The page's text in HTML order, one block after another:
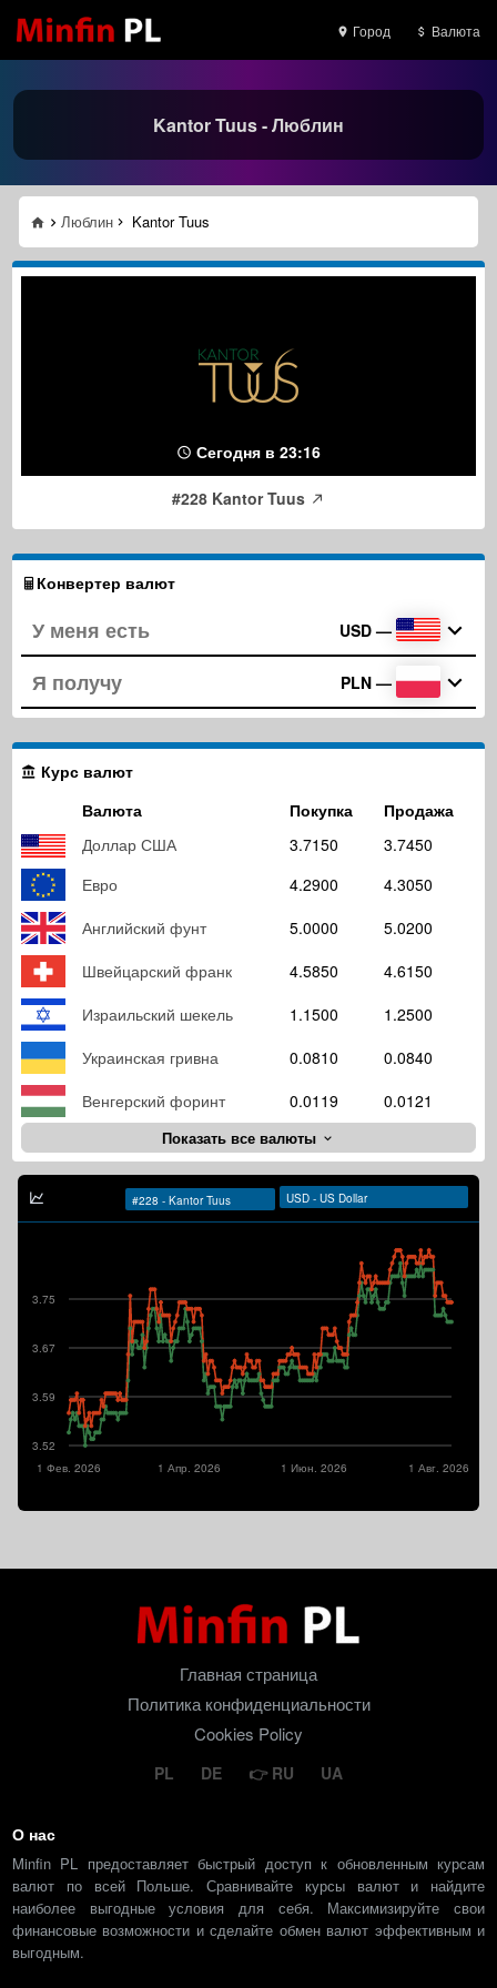
Город Валюта
Kantor Tuus - Люблин
Люблин Kantor Tuus
Сегодня в 23:16
#228 Kantor Tuus
Конвертер валют
USD —
PLN —
Курс валют
Валюта
Покупка
Продажа
Доллар США
3.7150
3.7450
Евро
4.2900
4.3050
Английский фунт
5.0000
5.0200
Швейцарский франк
4.5850
4.6150
Израильский шекель
1.1500
1.2500
Украинская гривна
0.0810
0.0840
Венгерский форинт
0.0119 0.0121
Показать все валюты
3.52
3.59
3.67
3.75
1 Авг. 2026
1 Июн. 2026
1 Апр. 2026
1 Фев. 2026
Главная страница
Политика конфиденциальности
Cookies Policy
PL DE RU UA
О нас
Minfin PL предоставляет быстрый доступ к обновленным курсам
валют по всей Польше. Сравнивайте курсы валют и найдите
наиболее выгодные условия для себя. Максимизируйте свои
финансовые возможности и сделайте обмен валют эффективным и
выгодным.